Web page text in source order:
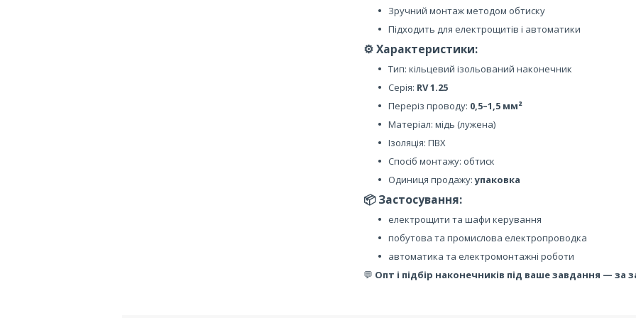
Зручний монтаж методом обтиску
Підходить для електрощитів і автоматики
⚙️ Характеристики:
Тип: кільцевий ізольований наконечник
Серія: RV 1.25
Переріз проводу: 0,5–1,5 мм²
Матеріал: мідь (лужена)
Ізоляція: ПВХ
Спосіб монтажу: обтиск
Одиниця продажу:упаковка
📦 Застосування:
електрощити та шафи керування
побутова та промислова електропроводка
автоматика та електромонтажні роботи
💬 Опт і підбір наконечників під ваше завдання — за